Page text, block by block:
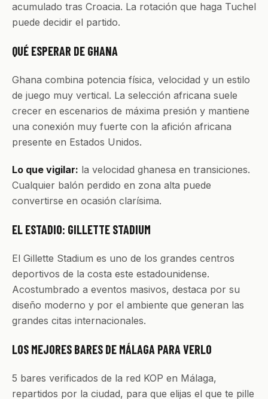
acumulado tras Croacia. La rotación que haga Tuchel
puede decidir el partido.
QUÉ ESPERAR DE GHANA
Ghana combina potencia física, velocidad y un estilo
de juego muy vertical. La selección africana suele
crecer en escenarios de máxima presión y mantiene
una conexión muy fuerte con la afición africana
presente en Estados Unidos.
Lo que vigilar: la velocidad ghanesa en transiciones.
Cualquier balón perdido en zona alta puede
convertirse en ocasión clarísima.
EL ESTADIO: GILLETTE STADIUM
El Gillette Stadium es uno de los grandes centros
deportivos de la costa este estadounidense.
Acostumbrado a eventos masivos, destaca por su
diseño moderno y por el ambiente que generan las
grandes citas internacionales.
LOS MEJORES BARES DE MÁLAGA PARA VERLO
5 bares verificados de la red KOP en Málaga,
repartidos por la ciudad, para que elijas el que te pille